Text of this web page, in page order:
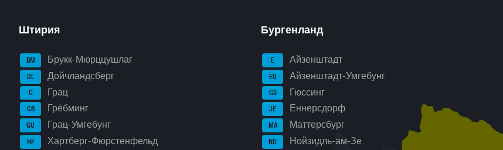
Штирия
BM Брукк-Мюрццушлаг
DL Дойчландсберг
G Грац
GB Грёбминг
GU Грац-Умгебунг
HF Хартберг-Фюрстенфельд
Бургенланд
E Айзенштадт
EU Айзенштадт-Умгебунг
GS Гюссинг
JE Еннерсдорф
MA Маттерсбург
ND Нойзидль-ам-Зе